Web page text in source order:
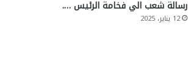
رسالة شعب الي فخامة الرئيس ….
12 يناير، 2025